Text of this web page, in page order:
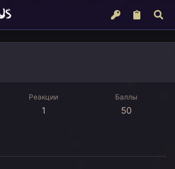
Реакции
1
Баллы
50